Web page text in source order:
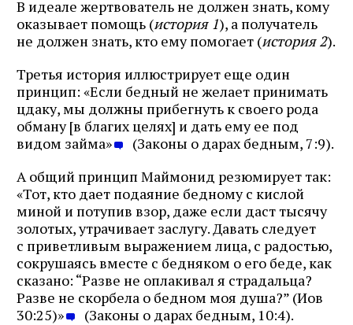
В идеале жертвователь не должен знать, кому
оказывает помощь (история 1), а получатель
не должен знать, кто ему помогает (история 2).
Третья история иллюстрирует еще один
принцип: «Если бедный не желает принимать
цдаку, мы должны прибегнуть к своего рода
обману [в благих целях] и дать ему ее под
видом займа»
(Законы о дарах бедным, 7:9).
А общий принцип Маймонид резюмирует так:
«Тот, кто дает подаяние бедному с кислой
миной и потупив взор, даже если даст тысячу
золотых, утрачивает заслугу. Давать следует
с приветливым выражением лица, с радостью,
сокрушаясь вместе с бедняком о его беде, как
сказано: “Разве не оплакивал я страдальца?
Разве не скорбела о бедном моя душа?” (Иов
30:25)»
(Законы о дарах бедным, 10:4).